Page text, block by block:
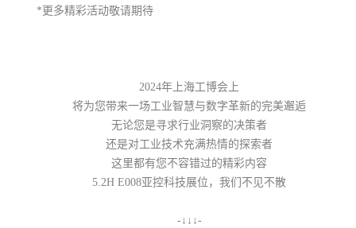
*更多精彩活动敬请期待
2024年上海工博会上
将为您带来一场工业智慧与数字革新的完美邂逅
无论您是寻求行业洞察的决策者
还是对工业技术充满热情的探索者
这里都有您不容错过的精彩内容
5.2H E008亚控科技展位，我们不见不散
-↓↓↓-